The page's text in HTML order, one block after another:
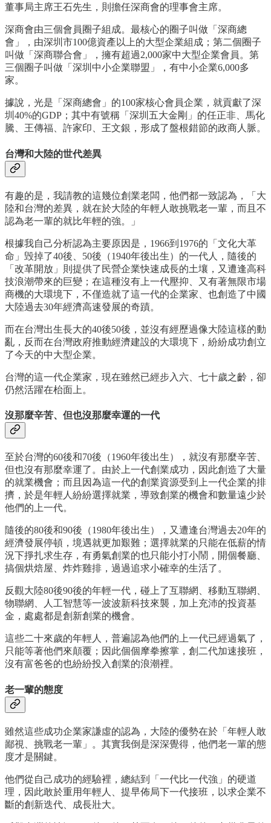
董事局主席王石先生，則擔任深商會的理事會主席。
深商會由三個會員圈子組成。最核心的圈子叫做「深商總
會」，由深圳市100億資產以上的大型企業組成；第二個圈子
叫做「深商聯合會」，擁有超過2,000家中大型企業會員。第
三個圈子叫做「深圳中小企業聯盟」，有中小企業6,000多
家。
據說，光是「深商總會」的100家核心會員企業，就貢獻了深
圳40%的GDP；其中有號稱「深圳五大金剛」的任正非、馬化
騰、王傳福、許家印、王文銀，形成了盤根錯節的政商人脈。
台灣和大陸的世代差異
有趣的是，我請教的這幾位創業老闆，他們都一致認為，「大
陸和台灣的差異，就在於大陸的年輕人敢挑戰老一輩，而且不
認為老一輩的就比年輕的強。」
根據我自己分析認為主要原因是，1966到1976的「文化大革
命」毁掉了40後、50後（1940年後出生）的一代人，隨後的
「改革開放」則提供了民營企業快速成長的土壤，又遭逢高科
技浪潮帶來的巨變；在這種沒有上一代壓抑、又有著無限市場
商機的大環境下，不僅造就了這一代的企業家、也創造了中國
大陸過去30年經濟高速發展的奇蹟。
而在台灣出生長大的40後50後，並沒有經歷過像大陸這樣的動
亂，反而在台灣政府推動經濟建設的大環境下，紛紛成功創立
了今天的中大型企業。
台灣的這一代企業家，現在雖然已經步入六、七十歲之齡，卻
仍然活躍在枱面上。
沒那麼辛苦、但也沒那麼幸運的一代
至於台灣的60後和70後（1960年後出生），就沒有那麼辛苦、
但也沒有那麼幸運了。由於上一代創業成功，因此創造了大量
的就業機會；而且因為這一代的創業資源受到上一代企業的排
擠，於是年輕人紛紛選擇就業，導致創業的機會和數量遠少於
他們的上一代。
隨後的80後和90後（1980年後出生），又遭逢台灣過去20年的
經濟發展停頓，境遇就更加艱難；選擇就業的只能在低薪的情
況下掙扎求生存，有勇氣創業的也只能小打小鬧，開個餐廳、
搞個烘焙屋、炸炸雞排，過過追求小確幸的生活了。
反觀大陸80後90後的年輕一代，碰上了互聯網、移動互聯網、
物聯網、人工智慧等一波波新科技來襲，加上充沛的投資基
金，處處都是創新創業的機會。
這些二十來歲的年輕人，普遍認為他們的上一代已經過氣了，
只能等著他們來顛覆；因此個個摩拳擦掌，創二代加速接班，
沒有富爸爸的也紛紛投入創業的浪潮裡。
老一輩的態度
雖然這些成功企業家謙虛的認為，大陸的優勢在於「年輕人敢
鄙視、挑戰老一輩」。其實我倒是深深覺得，他們老一輩的態
度才是關鍵。
他們從自己成功的經驗裡，總結到「一代比一代強」的硬道
理，因此敢於重用年輕人、提早佈局下一代接班，以求企業不
斷的創新迭代、成長壯大。